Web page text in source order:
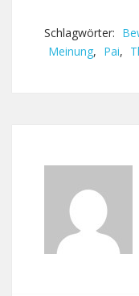
Schlagwörter:
Meinung, Pai,